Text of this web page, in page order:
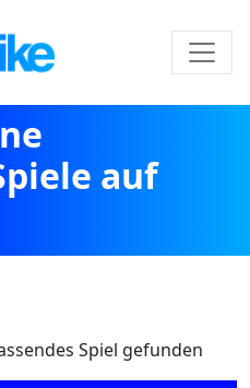
auf
Spiel gefunden